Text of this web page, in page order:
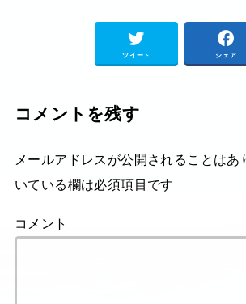
ツイート シェア
コメントを残す
メールアドレスが公開されることはあ
いている欄は必須項目です
コメント